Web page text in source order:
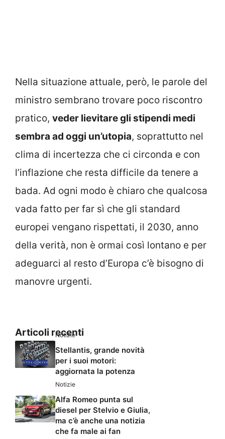
Nella situazione attuale, però, le parole del
ministro sembrano trovare poco riscontro
pratico, veder lievitare gli stipendi medi
sembra ad oggi un’utopia, soprattutto nel
clima di incertezza che ci circonda e con
l’inflazione che resta difficile da tenere a
bada. Ad ogni modo è chiaro che qualcosa
vada fatto per far sì che gli standard
europei vengano rispettati, il 2030, anno
della verità, non è ormai così lontano e per
adeguarci al resto d’Europa c’è bisogno di
manovre urgenti.
Articoli recenti
Notizie
Stellantis, grande novità
per i suoi motori:
aggiornata la potenza
Notizie
Alfa Romeo punta sul
diesel per Stelvio e Giulia,
ma c’è anche una notizia
che fa male ai fan